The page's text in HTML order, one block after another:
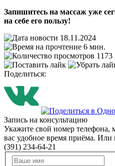
Запишитесь на массаж уже
на себе его пользу!
18.11.2024
6 мин.
1173
Поделиться:
Запись на консультацию
Укажите свой номер телефона,
вас удобное время приёма.
(391) 234-64-21